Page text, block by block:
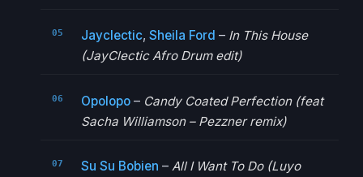
Jayclectic, Sheila Ford – In This House
(JayClectic Afro Drum edit)
Opolopo– Candy Coated Perfection (feat
Sacha Williamson – Pezzner remix)
Su Su Bobien – All I Want To Do (Luyo